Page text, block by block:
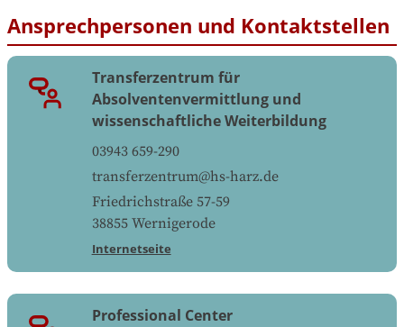
Ansprechpersonen und Kontaktstellen
Transferzentrum für
Absolventenvermittlung und
wissenschaftliche Weiterbildung
03943 659-290
transferzentrum@hs-harz.de
Friedrichstraße 57-59
38855 Wernigerode
Internetseite
Professional Center